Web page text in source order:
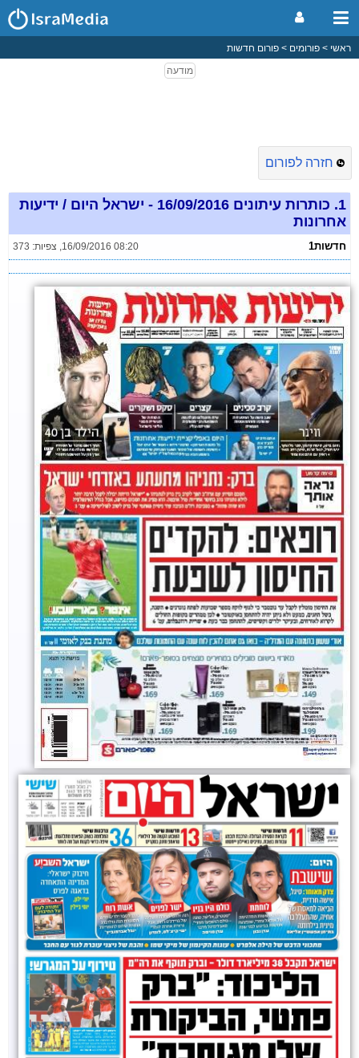
ראשי פורומים פורום חדשות
חזרה לפורום
1.
כותרות עיתונים 16/09/2016 - ישראל היום / ידיעות
אחרונות
חדשות1 16/09/2016 08:20
, צפיות: 373